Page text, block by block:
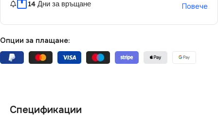
14 Дни за връщане Повече
Опции за плащане:
Спецификации